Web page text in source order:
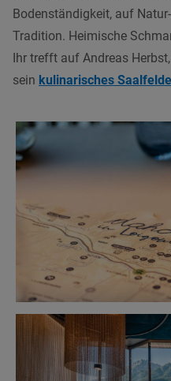
Bodenständigkeit, auf
Tradition. Heimische
Ihr trefft auf Andreas
sein kulinarisches